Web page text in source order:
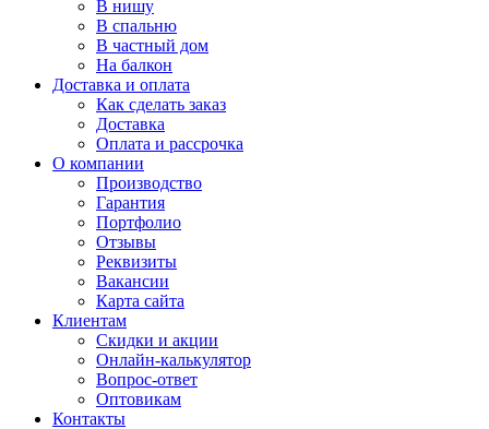
В нишу
В спальню
В частный дом
На балкон
Доставка и оплата
Как сделать заказ
Доставка
Оплата и рассрочка
О компании
Производство
Гарантия
Портфолио
Отзывы
Реквизиты
Вакансии
Карта сайта
Клиентам
Скидки и акции
Онлайн-калькулятор
Вопрос-ответ
Оптовикам
Контакты